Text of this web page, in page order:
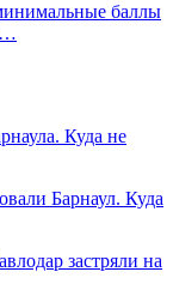
баллы
Куда не
Барнаул. Куда
застряли на